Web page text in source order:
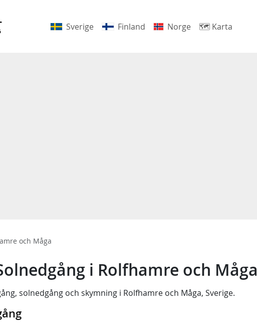
Sverige Finland Norge 🗺 Karta
och Måga
i Rolfhamre och Måga
, solnedgång och skymning i Rolfhamre och Måga, Sverige.